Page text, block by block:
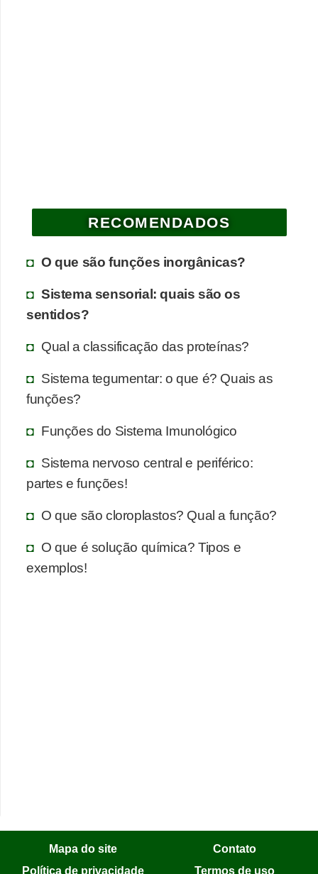
RECOMENDADOS
O que são funções inorgânicas?
Sistema sensorial: quais são os
sentidos?
Qual a classificação das proteínas?
Sistema tegumentar: o que é? Quais as
funções?
Funções do Sistema Imunológico
Sistema nervoso central e periférico:
partes e funções!
O que são cloroplastos? Qual a função?
O que é solução química? Tipos e
exemplos!
Mapa do site
Contato
Política de privacidade
Termos de uso